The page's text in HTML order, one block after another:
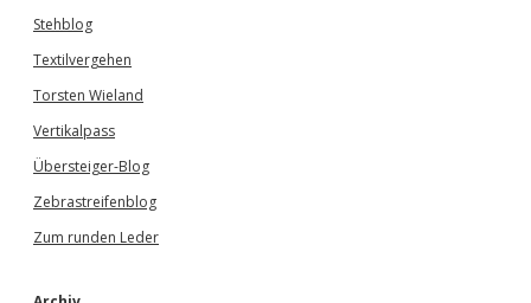
Stehblog
Textilvergehen
Torsten Wieland
Vertikalpass
Übersteiger-Blog
Zebrastreifenblog
Zum runden Leder